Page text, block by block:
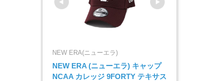
NEW ERA(ニューエラ)
NEW ERA (ニューエラ) キャップ
NCAA カレッジ 9FORTY テキサス